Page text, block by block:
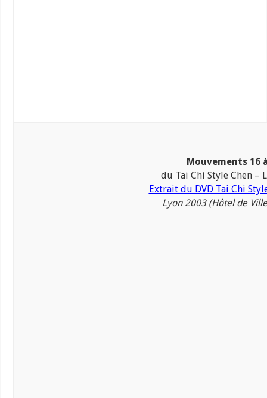
Mouvements 16
du Tai Chi Style Chen –
Extrait du DVD Tai Chi
Lyon 2003 (Hôtel de